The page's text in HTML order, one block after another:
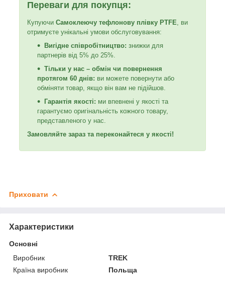
Переваги для покупця:
Купуючи Самоклеючу тефлонову плівку PTFE , ви
отримуєте унікальні умови обслуговування:
Вигідне співробітництво: знижки для
партнерів від 5% до 25%.
Тільки у нас – обмін чи повернення
протягом 60 днів: ви можете повернути або
обміняти товар, якщо він вам не підійшов.
Гарантія якості: ми впевнені у якості та
гарантуємо оригінальність кожного товару,
представленого у нас.
Замовляйте зараз та переконайтеся у якості!
Приховати
Характеристики
Основні
Виробник
TREK
Країна виробник
Польща